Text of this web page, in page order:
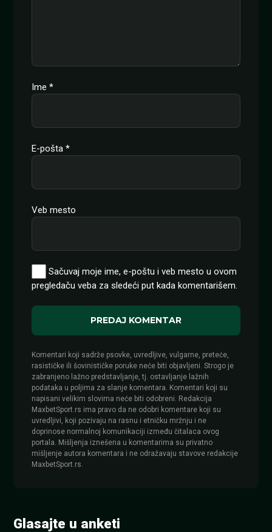
Ime *
E-pošta *
Veb mesto
Sačuvaj moje ime, e-poštu i veb mesto u ovom
pregledaču veba za sledeći put kada komentarišem.
Komentari koji sadrže psovke, uvredljive, vulgarne, preteće,
rasističke ili šovinističke poruke neće biti objavljeni. Strogo je
zabranjeno lažno predstavljanje, tj. ostavljanje lažnih
podataka u poljima za slanje komentara. Komentari koji su
napisani velikim slovima neće biti odobreni. Redakcija
MaxbetSport.rs ima pravo da ne odobri komentare koji su
uvredljivi, koji pozivaju na rasnu i etničku mržnju i ne
doprinose normalnoj komunikaciji između čitalaca ovog
portala. Mišljenja iznešena u komentarima su privatno
mišljenje autora komentara i ne odražavaju stavove redakcije
MaxbetSport.rs.
Glasajte u anketi